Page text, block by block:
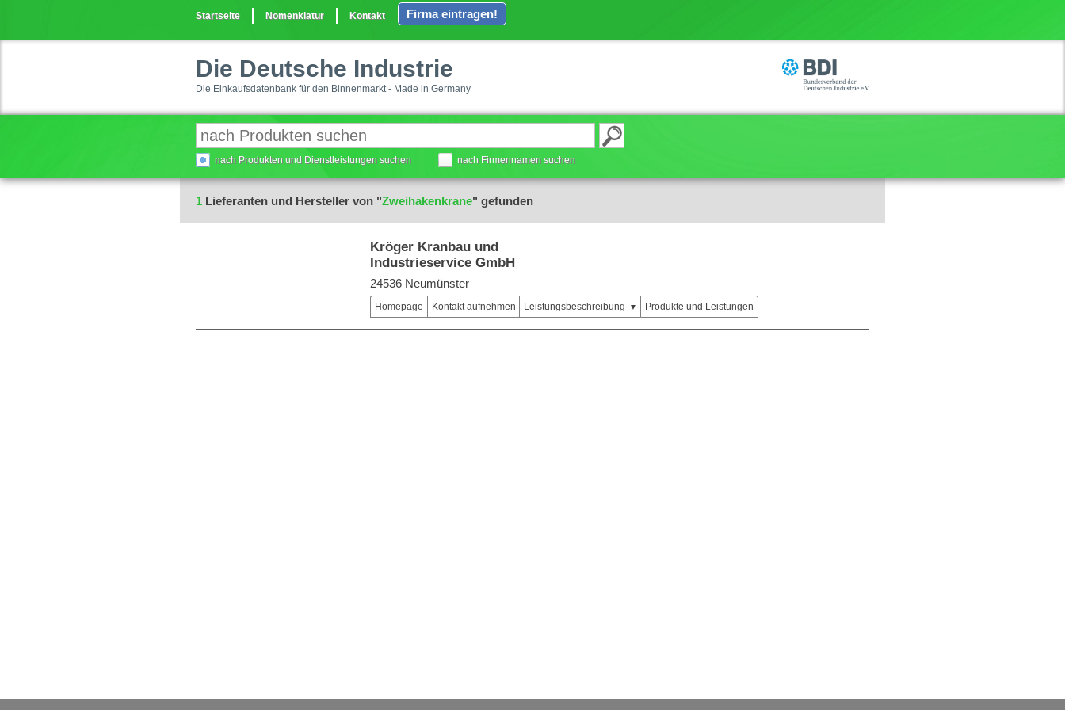
Startseite Nomenklatur Kontakt Firma eintragen!
Die Deutsche Industrie
Die Einkaufsdatenbank für den Binnenmarkt - Made in Germany
nach Produkten und Dienstleistungen suchen nach Firmennamen suchen
1 Lieferanten und Hersteller von "Zweihakenkrane" gefunden
Kröger Kranbau und
Industrieservice GmbH
24536 Neumünster
Homepage Kontakt aufnehmen Leistungsbeschreibung Produkte und Leistungen